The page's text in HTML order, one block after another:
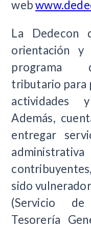
web
La Dedecon
orientación
programa
tributario para
actividades
Además,
entregar
sido
(Servicio
Tesorería